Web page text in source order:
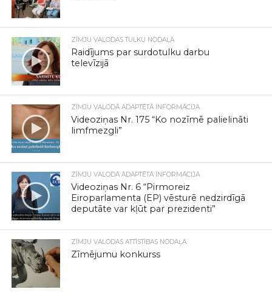
ZĪMJU VALODAS TULKU NODAĻA
Raidījums par surdotulku darbu
televīzijā
ZĪMJU VALODĀ ADAPTĒTĀ INFORMĀCIJA
Videoziņas Nr. 175 “Ko nozīmē palielināti
limfmezgli”
ZĪMJU VALODĀ ADAPTĒTĀ INFORMĀCIJA
Videoziņas Nr. 6 “Pirmoreiz
Eiroparlamenta (EP) vēsturē nedzirdīgā
deputāte var kļūt par prezidenti”
ZĪMJU VALODAS ATTĪSTĪBAS NODAĻA
Zīmējumu konkurss